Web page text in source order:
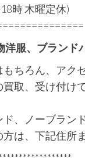
時 木曜定休)
洋服、ブランド
もちろん、アク
取、受け付け
ド、ノーブラン
方は、下記住所